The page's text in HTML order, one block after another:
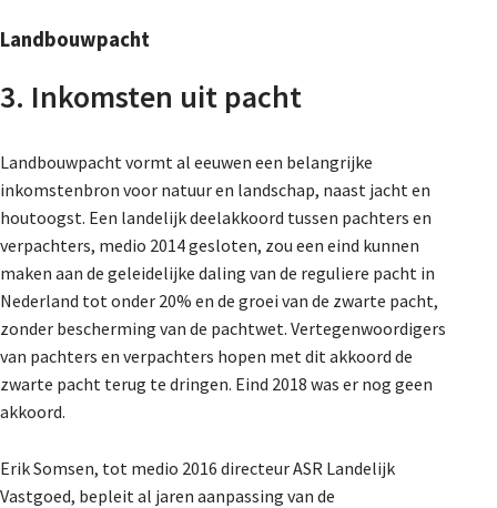
Landbouwpacht
3. Inkomsten uit pacht
Landbouwpacht vormt al eeuwen een belangrijke
inkomstenbron voor natuur en landschap, naast jacht en
houtoogst. Een landelijk deelakkoord tussen pachters en
verpachters, medio 2014 gesloten, zou een eind kunnen
maken aan de geleidelijke daling van de reguliere pacht in
Nederland tot onder 20% en de groei van de zwarte pacht,
zonder bescherming van de pachtwet. Vertegenwoordigers
van pachters en verpachters hopen met dit akkoord de
zwarte pacht terug te dringen. Eind 2018 was er nog geen
akkoord.
Erik Somsen, tot medio 2016 directeur ASR Landelijk
Vastgoed, bepleit al jaren aanpassing van de